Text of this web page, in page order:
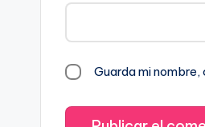
Guarda mi